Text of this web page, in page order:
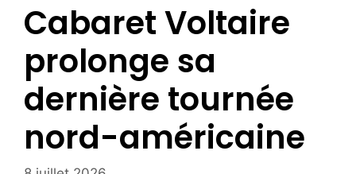
Cabaret Voltaire
prolonge sa
dernière tournée
nord-américaine